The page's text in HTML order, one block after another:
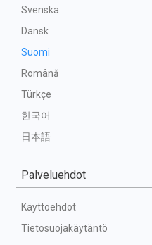
Svenska
Dansk
Suomi
Română
Türkçe
한국어
日本語
Palveluehdot
Käyttöehdot
Tietosuojakäytäntö